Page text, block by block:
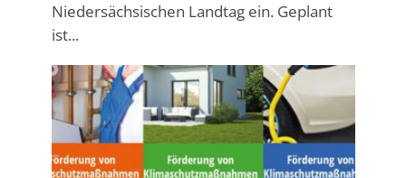
Niedersächsischen Landtag ein. Geplant
ist...